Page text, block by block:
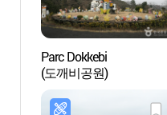
Parc Dokkebi
(도깨비공원)